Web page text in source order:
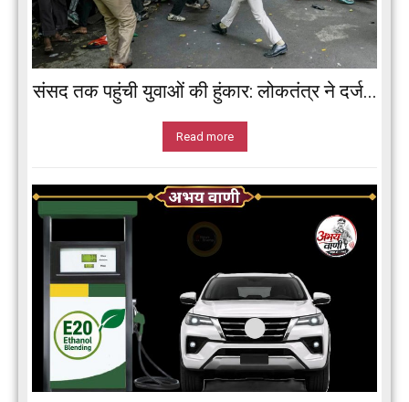
संसद तक पहुंची युवाओं की हुंकार: लोकतंत्र ने दर्ज...
Read more